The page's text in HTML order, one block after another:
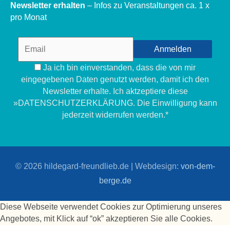
Newsletter erhalten – Infos zu Veranstaltungen ca. 1 x
pro Monat
Ja ich bin einverstanden, dass die von mir
eingegebenen Daten genutzt werden, damit ich den
Newsletter erhalte. Ich aktzeptiere diese
»DATENSCHUTZERKLÄRUNG. Die Einwilligung kann
jederzeit widerrufen werden.*
© 2026 hildegard-freundlieb.de| Webdesign: von-dem-
berge.de
Diese Webseite verwendet Cookies zur Optimierung unseres
Angebotes, mit Klick auf “ok” akzeptieren Sie alle Cookies.